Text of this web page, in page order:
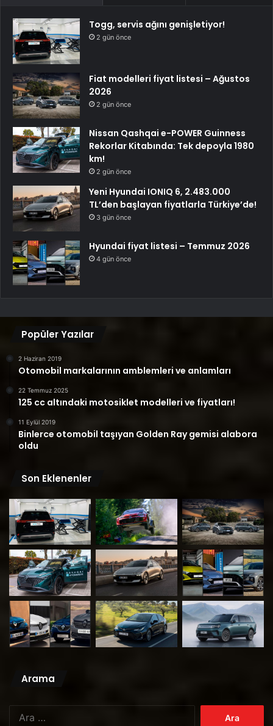
Togg, servis ağını genişletiyor!
2 gün önce
Fiat modelleri fiyat listesi – Ağustos
2026
2 gün önce
Nissan Qashqai e-POWER Guinness
Rekorlar Kitabında: Tek depoyla 1980
km!
2 gün önce
Yeni Hyundai IONIQ 6, 2.483.000
TL’den başlayan fiyatlarla Türkiye’de!
3 gün önce
Hyundai fiyat listesi – Temmuz 2026
4 gün önce
Popüler Yazılar
2 Haziran 2019
Otomobil markalarının amblemleri ve anlamları
22 Temmuz 2025
125 cc altındaki motosiklet modelleri ve fiyatları!
11 Eylül 2019
Binlerce otomobil taşıyan Golden Ray gemisi alabora
oldu
Son Eklenenler
Arama